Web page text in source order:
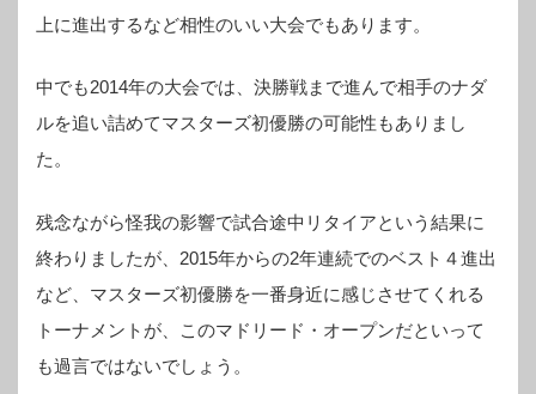
上に進出するなど相性のいい大会でもあります。
中でも2014年の大会では、決勝戦まで進んで相手のナダ
ルを追い詰めてマスターズ初優勝の可能性もありまし
た。
残念ながら怪我の影響で試合途中リタイアという結果に
終わりましたが、2015年からの2年連続でのベスト４進出
など、マスターズ初優勝を一番身近に感じさせてくれる
トーナメントが、このマドリード・オープンだといって
も過言ではないでしょう。